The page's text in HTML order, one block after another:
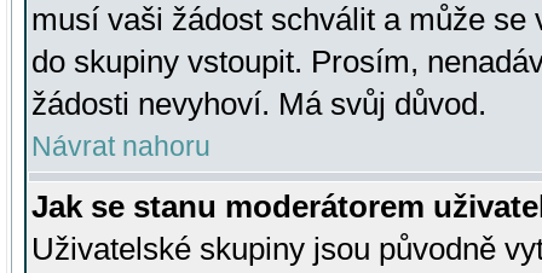
musí vaši žádost schválit a může se
do skupiny vstoupit. Prosím,
žádosti nevyhoví. Má svůj důvod.
Návrat nahoru
Jak se stanu moderátorem
Uživatelské skupiny jsou původně